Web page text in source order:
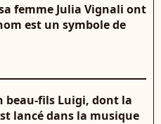
femme Julia Vignali ont
est un symbole de
beau-fils Luigi, dont la
lancé dans la musique